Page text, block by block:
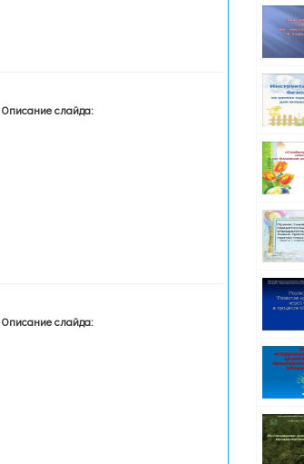
Описание слайда:
Описание слайда: